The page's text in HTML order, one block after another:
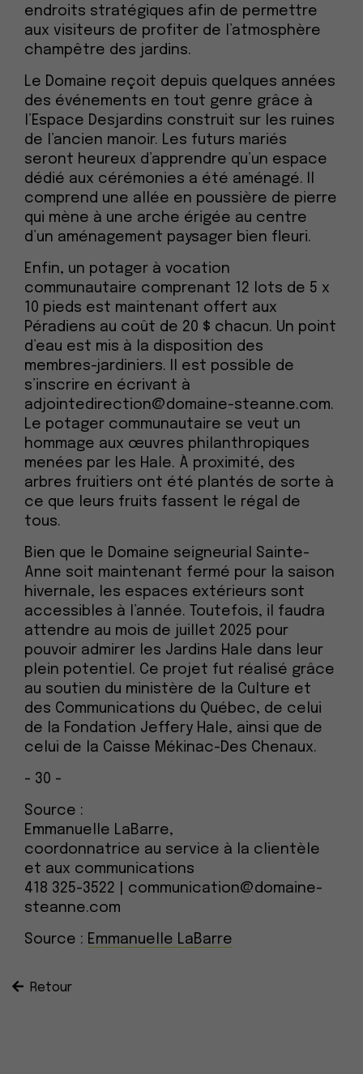
endroits stratégiques afin de permettre
aux visiteurs de profiter de l’atmosphère
champêtre des jardins.
Le Domaine reçoit depuis quelques années
des événements en tout genre grâce à
l’Espace Desjardins construit sur les ruines
de l’ancien manoir. Les futurs mariés
seront heureux d’apprendre qu’un espace
dédié aux cérémonies a été aménagé. Il
comprend une allée en poussière de pierre
qui mène à une arche érigée au centre
d’un aménagement paysager bien fleuri.
Enfin, un potager à vocation
communautaire comprenant 12 lots de 5 x
10 pieds est maintenant offert aux
Péradiens au coût de 20 $ chacun. Un point
d’eau est mis à la disposition des
membres-jardiniers. Il est possible de
s’inscrire en écrivant à
adjointedirection@domaine-steanne.com.
Le potager communautaire se veut un
hommage aux œuvres philanthropiques
menées par les Hale. À proximité, des
arbres fruitiers ont été plantés de sorte à
ce que leurs fruits fassent le régal de
tous.
Bien que le Domaine seigneurial Sainte-
Anne soit maintenant fermé pour la saison
hivernale, les espaces extérieurs sont
accessibles à l’année. Toutefois, il faudra
attendre au mois de juillet 2025 pour
pouvoir admirer les Jardins Hale dans leur
plein potentiel. Ce projet fut réalisé grâce
au soutien du ministère de la Culture et
des Communications du Québec, de celui
de la Fondation Jeffery Hale, ainsi que de
celui de la Caisse Mékinac-Des Chenaux.
- 30 -
Source :
Emmanuelle LaBarre,
coordonnatrice au service à la clientèle
et aux communications
418 325-3522 | communication@domaine-
steanne.com
Source : Emmanuelle LaBarre
Retour